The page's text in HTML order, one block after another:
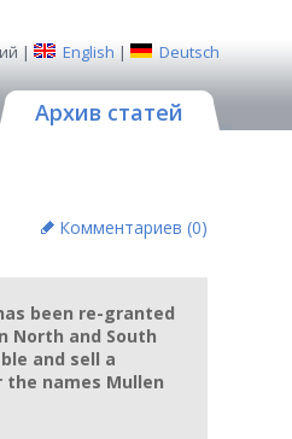
| English | Deutsch
Архив статей
Комментариев (0)
been re-granted
North and South
and sell a
names Mullen